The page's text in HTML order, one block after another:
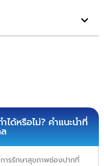
ด้หรือไม่? คำแนะนำที่
ารรักษาสุขภาพช่องปากที่